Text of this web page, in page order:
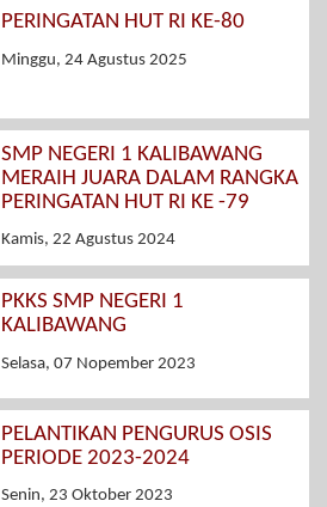
PERINGATAN HUT RI KE-80
Minggu, 24 Agustus 2025
SMP NEGERI 1 KALIBAWANG
MERAIH JUARA DALAM RANGKA
PERINGATAN HUT RI KE -79
Kamis, 22 Agustus 2024
PKKS SMP NEGERI 1
KALIBAWANG
Selasa, 07 Nopember 2023
PELANTIKAN PENGURUS OSIS
PERIODE 2023-2024
Senin, 23 Oktober 2023